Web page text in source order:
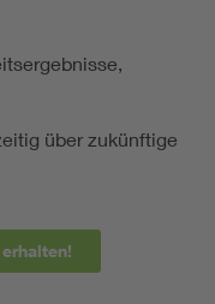
über zukünftige